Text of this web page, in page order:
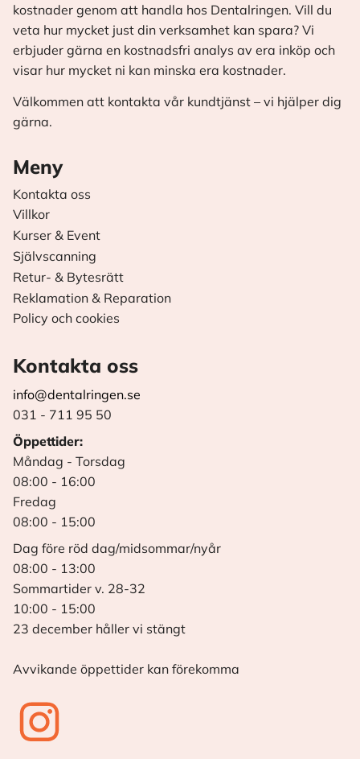
kostnader genom att handla hos Dentalringen. Vill du
veta hur mycket just din verksamhet kan spara? Vi
erbjuder gärna en kostnadsfri analys av era inköp och
visar hur mycket ni kan minska era kostnader.
Välkommen att kontakta vår kundtjänst – vi hjälper dig
gärna.
Meny
Kontakta oss
Villkor
Kurser & Event
Självscanning
Retur- & Bytesrätt
Reklamation & Reparation
Policy och cookies
Kontakta oss
info@dentalringen.se
031 - 711 95 50
Öppettider:
Måndag - Torsdag
08:00 - 16:00
Fredag
08:00 - 15:00
Dag före röd dag/midsommar/nyår
08:00 - 13:00
Sommartider v. 28-32
10:00 - 15:00
23 december håller vi stängt
Avvikande öppettider kan förekomma